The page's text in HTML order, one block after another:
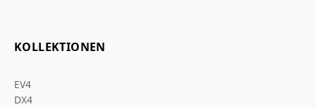
KOLLEKTIONEN
EV4
DX4